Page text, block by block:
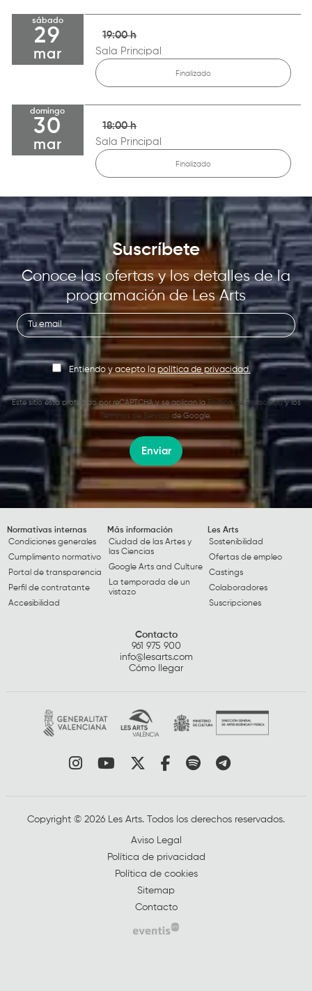
sábado
29
mar
19:00 h
Sala Principal
Finalizado
domingo
30
mar
18:00 h
Sala Principal
Finalizado
Suscríbete
Conoce las ofertas y los detalles de la
programación de Les Arts
Entiendo y acepto la política de privacidad.
Este sitio está protegido por reCAPTCHA y se aplican la Política de Privacidady los
Términos de Servicio de Google.
Enviar
Normativas internas
Condiciones generales
Cumplimento normativo
Portal de transparencia
Perfil de contratante
Accesibilidad
Más información
Ciudad de las Artes y
las Ciencias
Google Arts and Culture
La temporada de un
vistazo
Les Arts
Sostenibilidad
Ofertas de empleo
Castings
Colaboradores
Suscripciones
Contacto
961 975 900
info@lesarts.com
Cómo llegar
Link a instagram
Link a youtube
Link a twitter
Link a facebook
Link a spotify
Link a
Copyright © 2026 Les Arts. Todos los derechos reservados.
Aviso Legal
Política de privacidad
Política de cookies
Sitemap
Contacto